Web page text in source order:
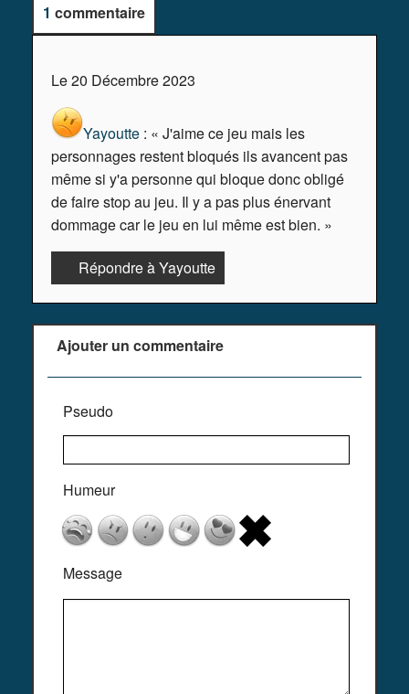
1 commentaire
Le 20 Décembre 2023
Yayoutte : « J'aime ce jeu mais les
personnages restent bloqués ils avancent pas
même si y'a personne qui bloque donc obligé
de faire stop au jeu. Il y a pas plus énervant
dommage car le jeu en lui même est bien. »
Répondre à Yayoutte
Ajouter un commentaire
Pseudo
Humeur
Message